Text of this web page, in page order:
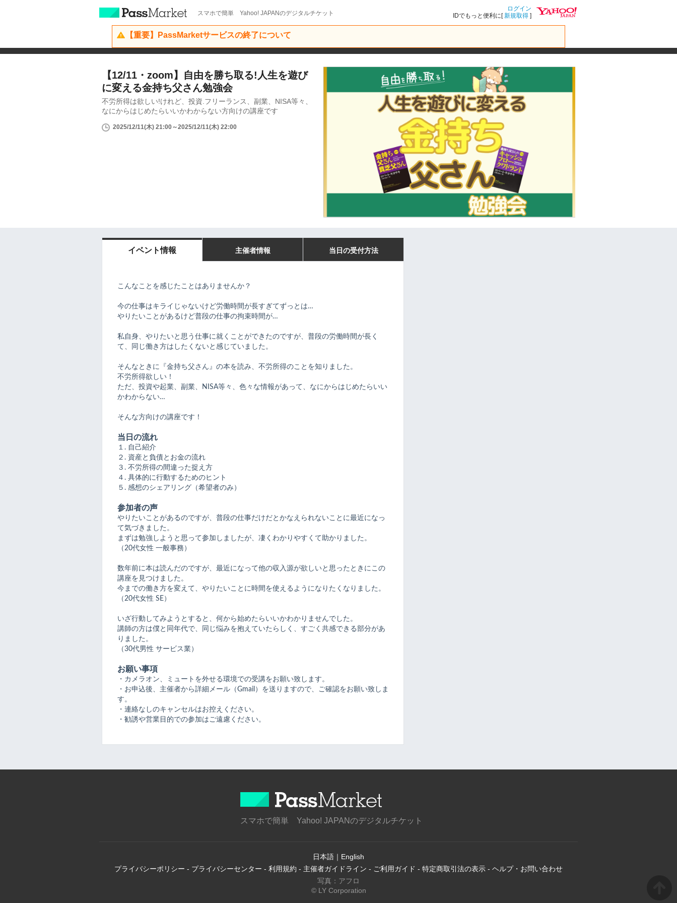
スマホで簡単 Yahoo! JAPANのデジタルチケット
ログイン
IDでもっと便利に[新規取得 ]
【重要】PassMarketサービスの終了について
【12/11・zoom】自由を勝ち取る!人生を遊び
に変える金持ち父さん勉強会
不労所得は欲しい!けれど、投資.フリーランス、副業、NISA等々、
なにからはじめたらいいかわからない方向けの講座です
2025/12/11(木) 21:00～2025/12/11(木) 22:00
イベント情報 主催者情報 当日の受付方法
こんなことを感じたことはありませんか？
今の仕事はキライじゃないけど労働時間が長すぎてずっとは…
やりたいことがあるけど普段の仕事の拘束時間が…
私自身、やりたいと思う仕事に就くことができたのですが、普段の労働時間が長く
て、同じ働き方はしたくないと感じていました。
そんなときに『金持ち父さん』の本を読み、不労所得のことを知りました。
不労所得欲しい！
ただ、投資や起業、副業、NISA等々、色々な情報があって、なにからはじめたらいい
かわからない…
そんな方向けの講座です！
当日の流れ
１. 自己紹介
２. 資産と負債とお金の流れ
３. 不労所得の間違った捉え方
４. 具体的に行動するためのヒント
５. 感想のシェアリング（希望者のみ）
参加者の声
やりたいことがあるのですが、普段の仕事だけだとかなえられないことに最近になっ
て気づきました。
まずは勉強しようと思って参加しましたが、凄くわかりやすくて助かりました。
（20代女性 一般事務）
数年前に本は読んだのですが、最近になって他の収入源が欲しいと思ったときにこの
講座を見つけました。
今までの働き方を変えて、やりたいことに時間を使えるようになりたくなりました。
（20代女性 SE）
いざ行動してみようとすると、何から始めたらいいかわかりませんでした。
講師の方は僕と同年代で、同じ悩みを抱えていたらしく、すごく共感できる部分があ
りました。
（30代男性 サービス業）
お願い事項
・カメラオン、ミュートを外せる環境での受講をお願い致します。
・お申込後、主催者から詳細メール（Gmail）を送りますので、ご確認をお願い致しま
す。
・連絡なしのキャンセルはお控えください。
・勧誘や営業目的での参加はご遠慮ください。
スマホで簡単 Yahoo! JAPANのデジタルチケット
日本語 ｜ English
プライバシーポリシー - プライバシーセンター - 利用規約 - 主催者ガイドライン - ご利用ガイド - 特定商取引法の表示 - ヘルプ・お問い合わせ
写真：アフロ
© LY Corporation